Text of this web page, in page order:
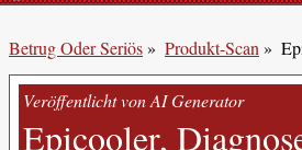
Betrug Oder Seriös» Produkt-Scan»
Veröffentlicht von AI Generator
Epicooler,